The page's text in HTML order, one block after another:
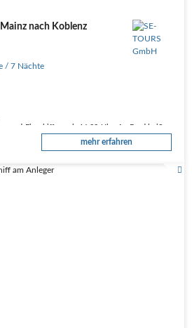
nach Koblenz
/ 7 Nächte
sowie Ihr Bordreiseleiter herzlich willkommen.
(Radtour Mainz - Nierstein ca. 17 - 26 km
mehr erfahren
am Anleger